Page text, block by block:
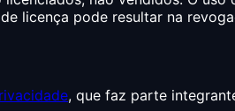
licença pode resultar na
, que faz parte